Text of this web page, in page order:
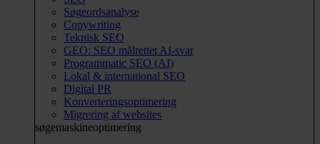
Søgeordsanalyse
Copywriting
Teknisk SEO
GEO: SEO målrettet AI-svar
Programmatic SEO (AI)
Lokal & international SEO
Digital PR
Konverteringsoptimering
Migrering af websites
søgemaskineoptimering